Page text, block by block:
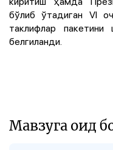
бўлиб ўтадиган VI
таклифлар пакетини
белгиланди.
Мавзуга оид